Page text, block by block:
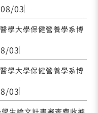
03
學大學保健營養學系博
03
學大學保健營養學系博
03